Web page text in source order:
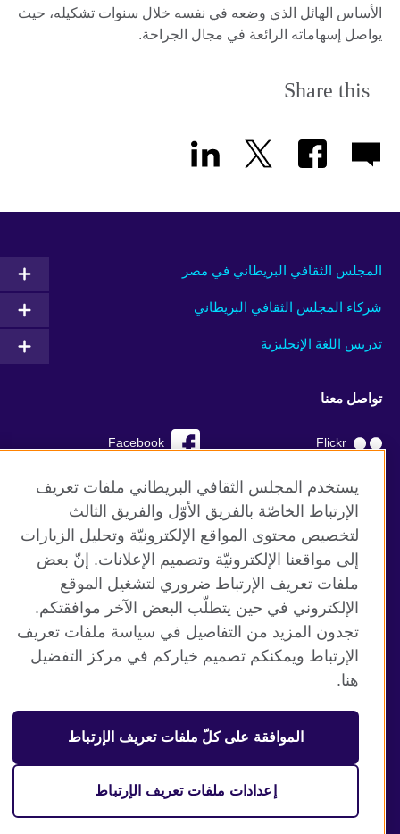
الأساس الهائل الذي وضعه في نفسه خلال سنوات تشكيله، حيث
يواصل إسهاماته الرائعة في مجال الجراحة.
Share this
المجلس الثقافي البريطاني في مصر
شركاء المجلس الثقافي البريطاني
تدريس اللغة الإنجليزية
تواصل معنا
Facebook Flickr
YouTube RSS
TikTok
موقع المجلس الثقافي البريطاني العالمي
الخصوصية وشروط الاستخدام
ملفات تعريف الإرتباط
خارطة الموقع
منظمة المملكة المتحدة الدولية للعلاقات الثقافية والفرص
يستخدم المجلس الثقافي البريطاني ملفات تعريف
الإرتباط الخاصّة بالفريق الأوّل والفريق الثالث
لتخصيص محتوى المواقع الإلكترونيّة وتحليل الزيارات
إلى مواقعنا الإلكترونيّة وتصميم الإعلانات. إنّ بعض
ملفات تعريف الإرتباط ضروري لتشغيل الموقع
الإلكتروني في حين يتطلّب البعض الآخر موافقتكم.
تجدون المزيد من التفاصيل في سياسة ملفات تعريف
الإرتباط ويمكنكم تصميم خياركم في مركز التفضيل
هنا.
الموافقة على كلّ ملفات تعريف الإرتباط
إعدادات ملفات تعريف الإرتباط